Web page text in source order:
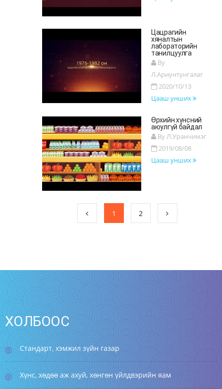
Цацрагийн
хяналтын
лабораторийн
танилцуулга
By
Л.Ариунтунгалаг
2020/10/13
Цааш унших
Өрхийн хүнсний
аюулгүй байдал
By Л.Уранчимэг
2019/08/08
Цааш унших
1 2
ХОЛБООС
Стандарт, хэмжил зүйн газар
Хүнс, хөдөө аж ахуй, хөнгөн үйлдвэрийн яам